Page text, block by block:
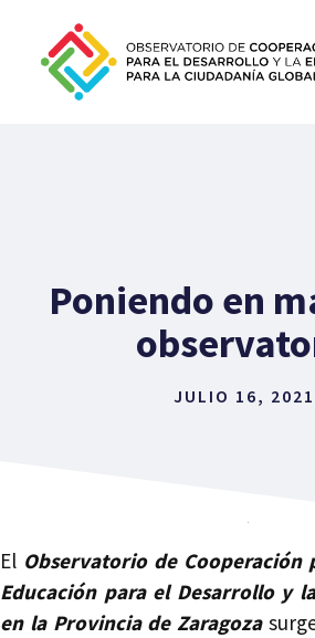
contenido
Poniendo en
JULIO 16, 2021
El Observatorio de Cooperación
Educación para el Desarrollo y
en la Provincia de Zaragoza